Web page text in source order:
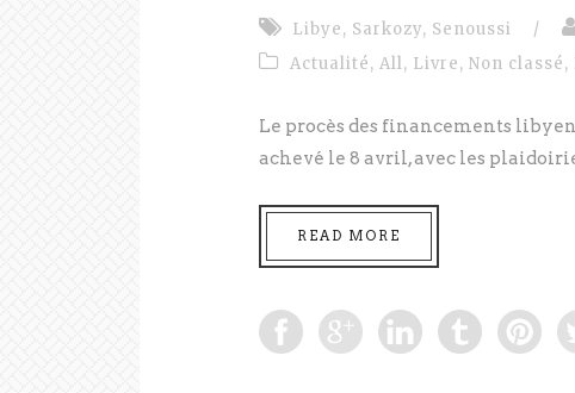
Libye, Sarkozy, Senoussi /
Actualité, All, Livre, Non classé,
Le procès des financements
achevé le 8 avril, avec les
READ MORE